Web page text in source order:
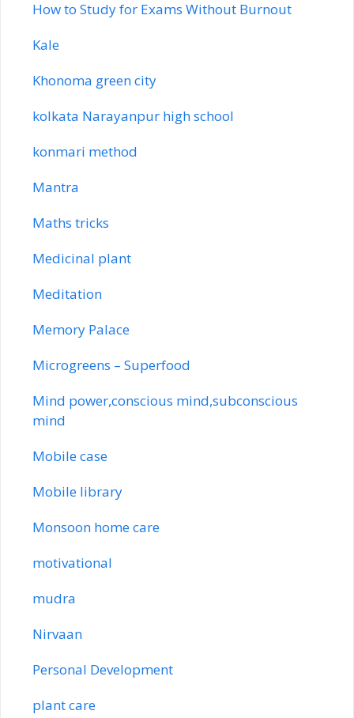
How to Study for Exams Without Burnout
Kale
Khonoma green city
kolkata Narayanpur high school
konmari method
Mantra
Maths tricks
Medicinal plant
Meditation
Memory Palace
Microgreens – Superfood
Mind power,conscious mind,subconscious
mind
Mobile case
Mobile library
Monsoon home care
motivational
mudra
Nirvaan
Personal Development
plant care